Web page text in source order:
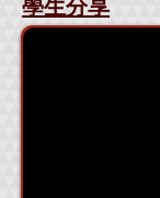
學生分享